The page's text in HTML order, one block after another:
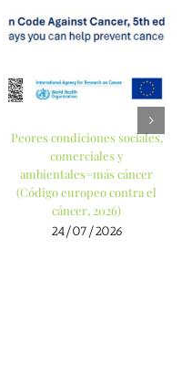
Peores condiciones sociales,
comerciales y
ambientales=más cáncer
(Código europeo contra el
cáncer, 2026)
24/07/2026